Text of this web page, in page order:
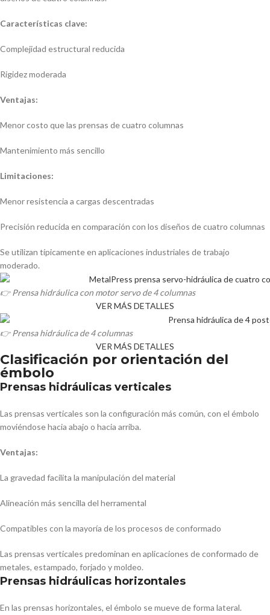
Características clave:
Complejidad estructural reducida
Rigidez moderada
Ventajas:
Menor costo que las prensas de cuatro columnas
Mantenimiento más sencillo
Limitaciones:
Menor resistencia a cargas descentradas
Precisión reducida en comparación con los diseños de cuatro columnas
Se utilizan típicamente en aplicaciones industriales de trabajo
moderado.
👉 Prensa hidráulica con motor servo de 4 columnas
VER MÁS DETALLES
👉 Prensa hidráulica de 4 columnas
VER MÁS DETALLES
Clasificación por orientación del
émbolo
Prensas hidráulicas verticales
Las prensas verticales son la configuración más común, con el émbolo
moviéndose hacia abajo o hacia arriba.
Ventajas:
La gravedad facilita la manipulación del material
Alineación más sencilla del herramental
Compatibles con la mayoría de los procesos de conformado
Las prensas verticales predominan en aplicaciones de conformado de
metales, estampado, forjado y moldeo.
Prensas hidráulicas horizontales
En las prensas horizontales, el émbolo se mueve de forma lateral.